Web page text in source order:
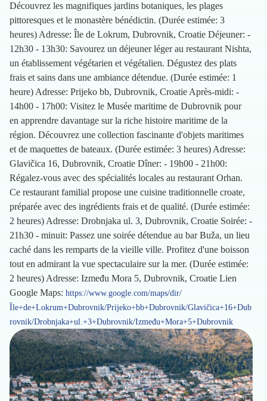
Découvrez les magnifiques jardins botaniques, les plages
pittoresques et le monastère bénédictin. (Durée estimée: 3
heures) Adresse: Île de Lokrum, Dubrovnik, Croatie Déjeuner: -
12h30 - 13h30: Savourez un déjeuner léger au restaurant Nishta,
un établissement végétarien et végétalien. Dégustez des plats
frais et sains dans une ambiance détendue. (Durée estimée: 1
heure) Adresse: Prijeko bb, Dubrovnik, Croatie Après-midi: -
14h00 - 17h00: Visitez le Musée maritime de Dubrovnik pour
en apprendre davantage sur la riche histoire maritime de la
région. Découvrez une collection fascinante d'objets maritimes
et de maquettes de bateaux. (Durée estimée: 3 heures) Adresse:
Glavičica 16, Dubrovnik, Croatie Dîner: - 19h00 - 21h00:
Régalez-vous avec des spécialités locales au restaurant Orhan.
Ce restaurant familial propose une cuisine traditionnelle croate,
préparée avec des ingrédients frais et de qualité. (Durée estimée:
2 heures) Adresse: Drobnjaka ul. 3, Dubrovnik, Croatie Soirée: -
21h30 - minuit: Passez une soirée détendue au bar Buža, un lieu
caché dans les remparts de la vieille ville. Profitez d'une boisson
tout en admirant la vue spectaculaire sur la mer. (Durée estimée:
2 heures) Adresse: Između Mora 5, Dubrovnik, Croatie Lien
Google Maps: https://www.google.com/maps/dir/
Île+de+Lokrum+Dubrovnik/Prijeko+bb+Dubrovnik/Glavičica+16+Dub
rovnik/Drobnjaka+ul.+3+Dubrovnik/Između+Mora+5+Dubrovnik